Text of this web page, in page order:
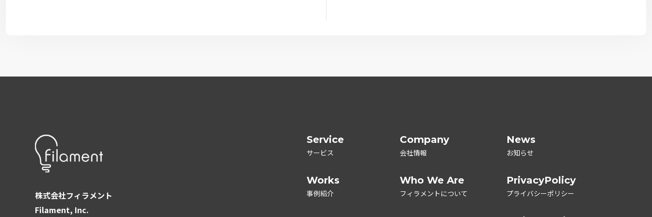
株式会社フィラメント
Filament, Inc.
Service
サービス
Works
事例紹介
Company
会社情報
Who We Are
フィラメントについて
News
お知らせ
PrivacyPolicy
プライバシーポリシー